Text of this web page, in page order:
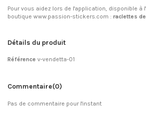
Pour vous aidez lors de l'application, disponible à
boutique www.passion-stickers.com : raclettes
Détails du produit
Référence v-vendetta-01
Commentaire(0)
Pas de commentaire pour l'instant